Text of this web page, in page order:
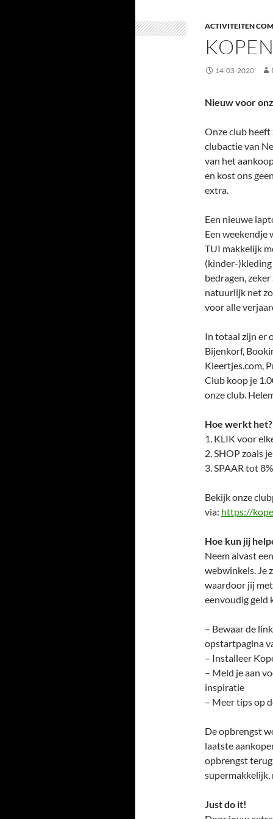
ACTIVITEITEN
14-03-2020
Nieuw voor
Onze club
clubactie van
van het
en kost ons
extra.
Een nieuwe
Een weekendje
TUI makkelijk
(kinder-
bedragen,
natuurlijk net zo
voor alle
In totaal zijn er
Bijenkorf,
Kleertjes.com,
Club koop je
onze club.
Hoe werkt het?
1. KLIK voor
2. SHOP zoals
3. SPAAR tot
Bekijk onze
via: https://
Hoe kun jij
Neem alvast
webwinkels. Je
waardoor jij
eenvoudig geld
– Bewaar de
opstartpagina
– Installeer
– Meld je aan
inspiratie
– Meer tips op
De opbrengst
laatste
opbrengst
Just do it!